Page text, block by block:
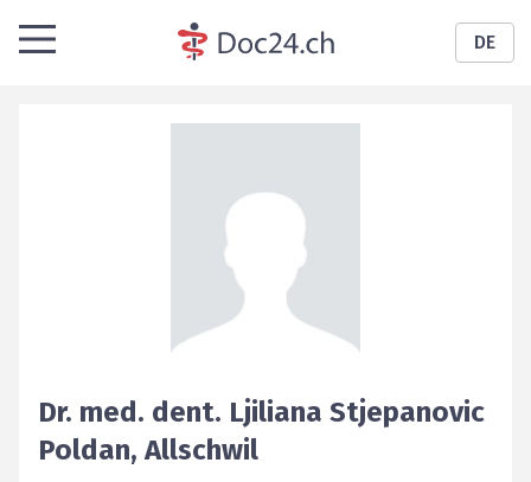
DE
Dr. med. dent. Ljiliana Stjepanovic
Poldan,Allschwil